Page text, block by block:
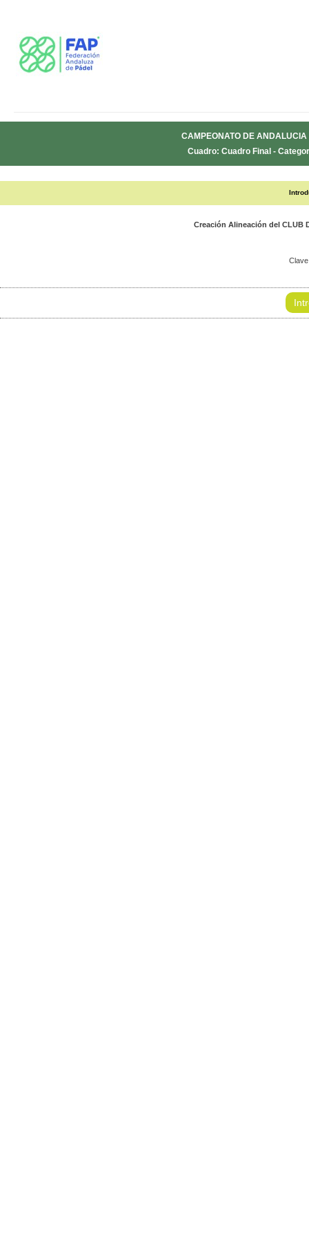
CAMPEONATO DE ANDALUCIA
Cuadro: Cuadro Final -
Creación Alineación del CLUB